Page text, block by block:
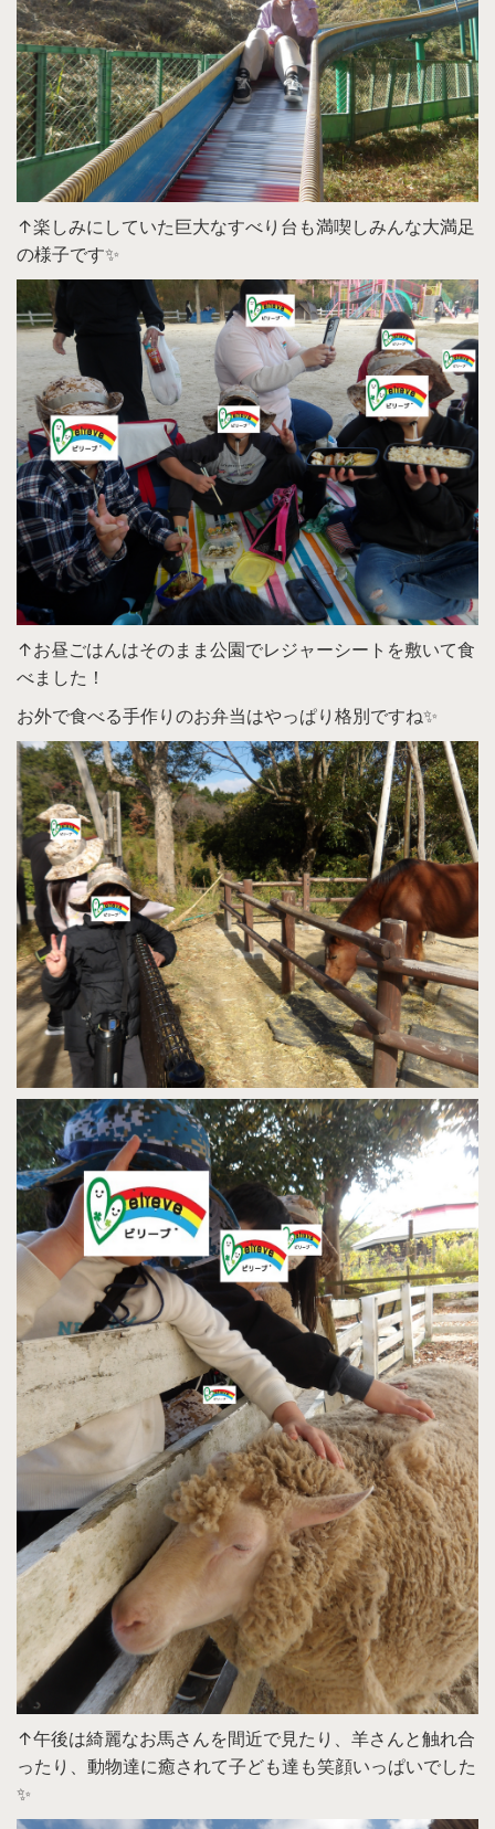
↑楽しみにしていた巨大なすべり台も満喫しみんな大満足
の様子です✨
↑お昼ごはんはそのまま公園でレジャーシートを敷いて食
べました！
お外で食べる手作りのお弁当はやっぱり格別ですね✨
↑午後は綺麗なお馬さんを間近で見たり、羊さんと触れ合
ったり、動物達に癒されて子ども達も笑顔いっぱいでした
✨